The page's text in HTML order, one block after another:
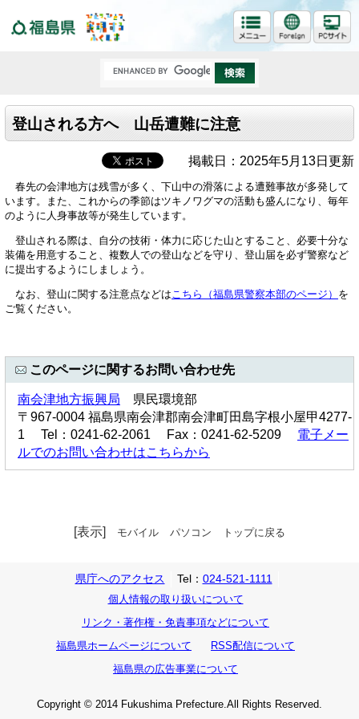
登山される方へ 山岳遭難に注意
掲載日：2025年5月13日更新
春先の会津地方は残雪が多く、下山中の滑落による遭難事故が多発して
います。また、これからの季節はツキノワグマの活動も盛んになり、毎年
のように人身事故等が発生しています。
登山される際は、自分の技術・体力に応じた山とすること、必要十分な
装備を用意すること、複数人での登山などを守り、登山届を必ず警察など
に提出するようにしましょう。
なお、登山に関する注意点などはこちら（福島県警察本部のページ） を
ご覧ください。
このページに関するお問い合わせ先
南会津地方振興局 県民環境部
〒967-0004 福島県南会津郡南会津町田島字根小屋甲4277-
1 Tel：0241-62-2061 Fax：0241-62-5209 電子メー
ルでのお問い合わせはこちらから
[表示] モバイル パソコン トップに戻る
県庁へのアクセス Tel： 024-521-1111
個人情報の取り扱いについて
リンク・著作権・免責事項などについて
福島県ホームページについて
RSS配信について
福島県の広告事業について
Copyright © 2014 Fukushima Prefecture.All Rights Reserved.